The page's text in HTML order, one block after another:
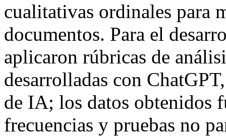
cualitativas ordinales para
documentos. Para el
aplicaron rúbricas de
desarrolladas con
de IA; los datos obtenidos
frecuencias y pruebas no